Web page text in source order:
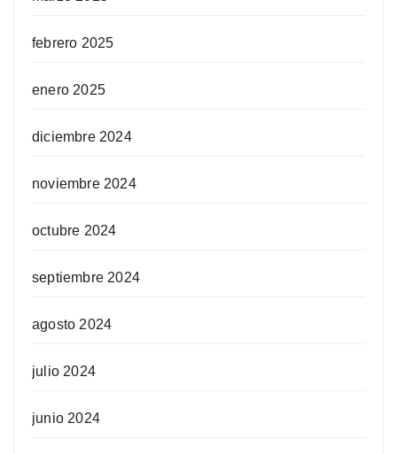
febrero 2025
enero 2025
diciembre 2024
noviembre 2024
octubre 2024
septiembre 2024
agosto 2024
julio 2024
junio 2024